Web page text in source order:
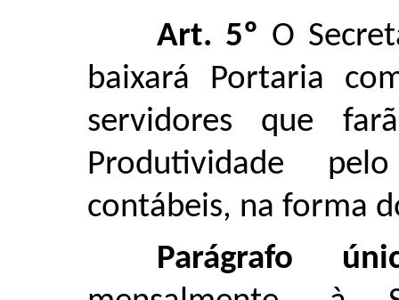
Art. 5º O
baixará Portaria
servidores que
Produtividade
contábeis, na forma
Parágrafo